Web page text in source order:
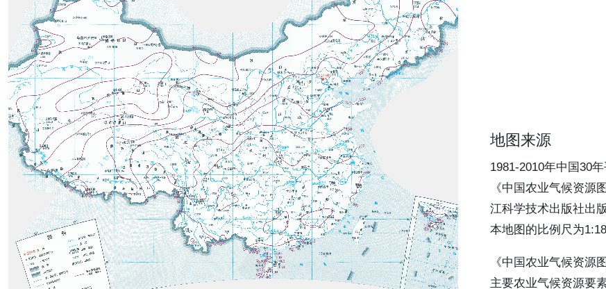
地图来源
1981-2010年中国30
《中国农业气候资
江科学技术出版社出
本地图的比例尺为
《中国农业气候资
主要农业气候资源要